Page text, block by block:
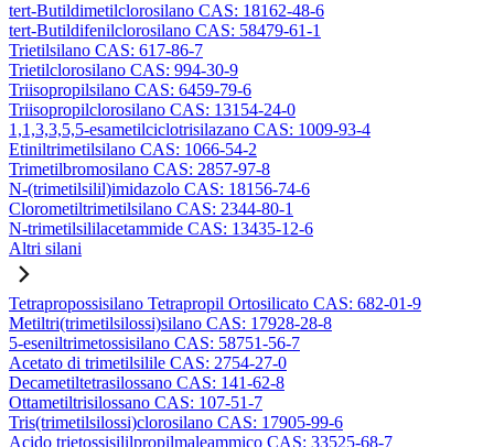
tert-Butildimetilclorosilano CAS: 18162-48-6
tert-Butildifenilclorosilano CAS: 58479-61-1
Trietilsilano CAS: 617-86-7
Trietilclorosilano CAS: 994-30-9
Triisopropilsilano CAS: 6459-79-6
Triisopropilclorosilano CAS: 13154-24-0
1,1,3,3,5,5-esametilciclotrisilazano CAS: 1009-93-4
Etiniltrimetilsilano CAS: 1066-54-2
Trimetilbromosilano CAS: 2857-97-8
N-(trimetilsilil)imidazolo CAS: 18156-74-6
Clorometiltrimetilsilano CAS: 2344-80-1
N-trimetilsililacetammide CAS: 13435-12-6
Altri silani
Tetrapropossisilano Tetrapropil Ortosilicato CAS: 682-01-9
Metiltri(trimetilsilossi)silano CAS: 17928-28-8
5-eseniltrimetossisilano CAS: 58751-56-7
Acetato di trimetilsilile CAS: 2754-27-0
Decametiltetrasilossano CAS: 141-62-8
Ottametiltrisilossano CAS: 107-51-7
Tris(trimetilsilossi)clorosilano CAS: 17905-99-6
Acido trietossisililpropilmaleammico CAS: 33525-68-7